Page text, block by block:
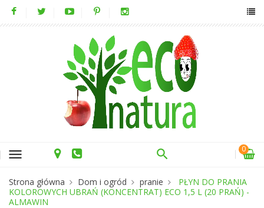
menu 0
Strona główna Dom i ogród pranie
PŁYN DO PRANIA
KOLOROWYCH UBRAŃ (KONCENTRAT) ECO 1,5 L (20 PRAŃ) -
ALMAWIN